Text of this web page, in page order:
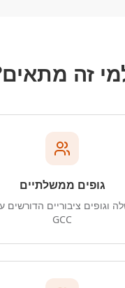
זה
גופים ממשלתיים
וגופים ציבוריים הדורשים
GCC